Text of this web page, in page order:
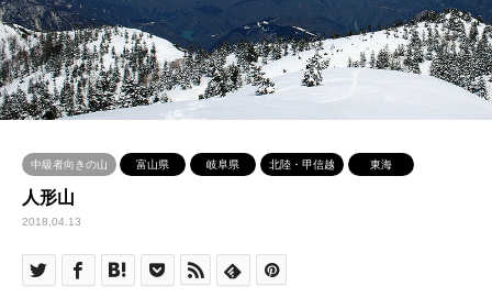
中級者向きの山 富山県 岐阜県 北陸・甲信越 東海
人形山
2018.04.13